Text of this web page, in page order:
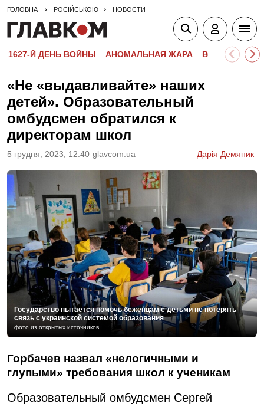
ГОЛОВНА РОСІЙСЬКОЮ НОВОСТИ
1627-Й ДЕНЬ ВОЙНЫ АНОМАЛЬНАЯ ЖАРА
«Не «выдавливайте» наших
детей». Образовательный
омбудсмен обратился к
директорам школ
5 грудня, 2023, 12:40 glavcom.ua Дарія Демяник
Государство пытается помочь беженцам с детьми не потерять
связь с украинской системой образования
фото из открытых источников
Горбачев назвал «нелогичными и
глупыми» требования школ к ученикам
Образовательный омбудсмен Сергей